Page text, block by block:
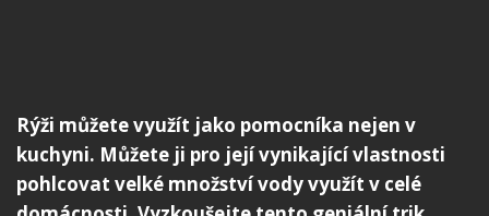
Rýži můžete využít jako pomocníka nejen v
kuchyni. Můžete ji pro její vynikající vlastnosti
pohlcovat velké množství vody využít v celé